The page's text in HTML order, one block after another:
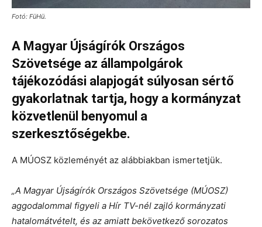
Fotó: FüHü.
A Magyar Újságírók Országos
Szövetsége az állampolgárok
tájékozódási alapjogát súlyosan sértő
gyakorlatnak tartja, hogy a kormányzat
közvetlenül benyomul a
szerkesztőségekbe.
A MÚOSZ közleményét az alábbiakban ismertetjük.
„A Magyar Újságírók Országos Szövetsége (MÚOSZ)
aggodalommal figyeli a Hír TV-nél zajló kormányzati
hatalomátvételt, és az amiatt bekövetkező sorozatos